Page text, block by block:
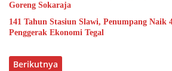
Goreng Sokaraja
141 Tahun Stasiun Slawi, Penumpang Naik
Penggerak Ekonomi Tegal
Berikutnya